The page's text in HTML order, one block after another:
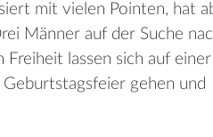
mit vielen Pointen, hat
Männer auf der Suche
Freiheit lassen sich auf einer
gehen und